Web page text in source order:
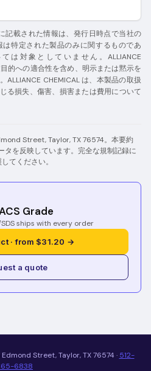
記載された情報は、発行日時点で当社の
特定された製品のみに関するものであ
は対象としていません。ALLIANCE
的への適合性を含め、明示または黙示を
ALLIANCE CHEMICAL は、本製品の取扱
る損失、傷害、損害または費用について
Street, Taylor, TX 76574。本要約
タを反映しています。完全な規制記録に
てください。
Grade
ships with every order
· from $31.20 →
a quote
Street, Taylor, TX 76574 · 512-
6838